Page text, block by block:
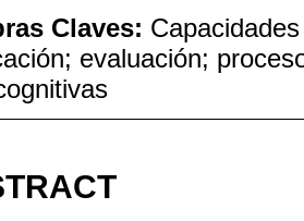
Claves:
evaluación;